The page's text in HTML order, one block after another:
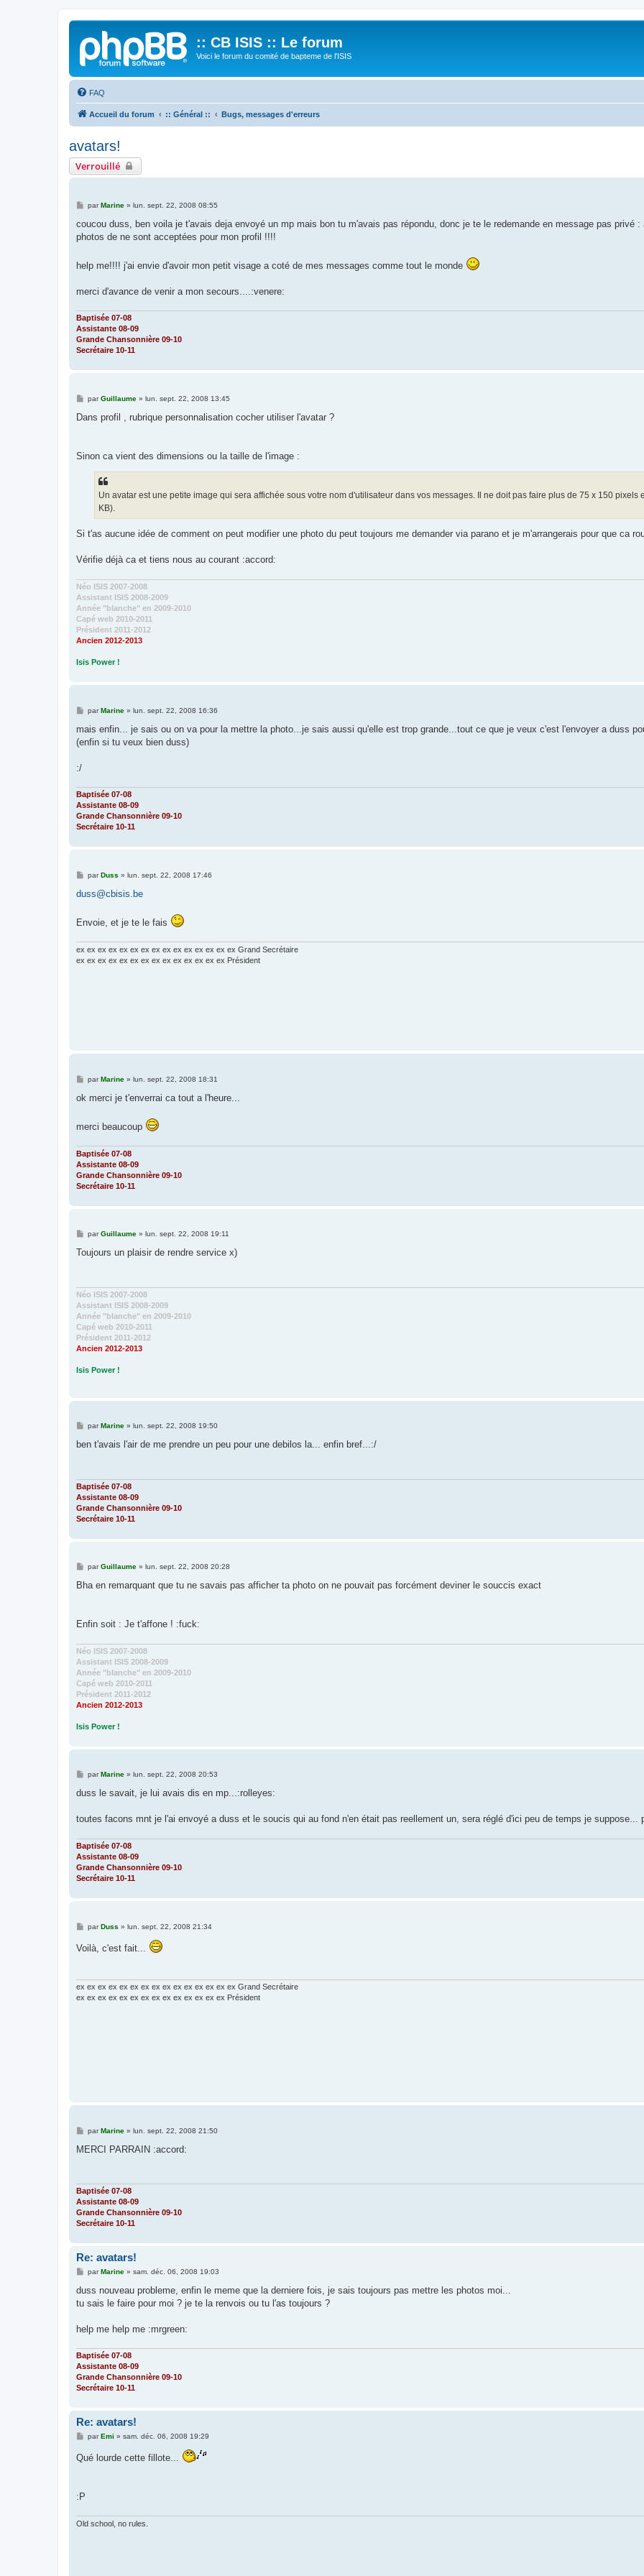
:: CB ISIS :: Le forum
Voici le forum du comité de bapteme de l'ISIS
FAQ
Accueil du forum :: Général :: Bugs, messages d'erreurs
avatars!
Verrouillé
M
s
a
parMarine» lun. sept. 22, 2008 08:55
coucou duss, ben voila je t'avais deja envoyé un mp mais bon tu m'avais pas répondu, donc je te le redemande en message pas privé :
photos de ne sont acceptées pour mon profil !!!!
help me!!!! j'ai envie d'avoir mon petit visage a coté de mes messages comme tout le monde
merci d'avance de venir a mon secours....:venere:
Baptisée 07-08
Assistante 08-09
Grande Chansonnière 09-10
Secrétaire 10-11
M
s
parGuillaume» lun. sept. 22, 2008 13:45
Dans profil , rubrique personnalisation cocher utiliser l'avatar ?
Sinon ca vient des dimensions ou la taille de l'image :
Un avatar est une petite image qui sera affichée sous votre nom d'utilisateur dans vos messages. Il ne doit pas faire plus de 75 x 150 pixels
KB).
Si t'as aucune idée de comment on peut modifier une photo du peut toujours me demander via parano et je m'arrangerais pour que ca
Vérifie déjà ca et tiens nous au courant :accord:
Néo ISIS 2007-2008
Assistant ISIS 2008-2009
Année "blanche" en 2009-2010
Capé web 2010-2011
Président 2011-2012
Ancien 2012-2013
Isis Power !
M
s
a
parMarine» lun. sept. 22, 2008 16:36
mais enfin... je sais ou on va pour la mettre la photo...je sais aussi qu'elle est trop grande...tout ce que je veux c'est l'envoyer a duss
(enfin si tu veux bien duss)
:/
Baptisée 07-08
Assistante 08-09
Grande Chansonnière 09-10
Secrétaire 10-11
M
s
e
parDuss » lun. sept. 22, 2008 17:46
duss@cbisis.be
Envoie, et je te le fais
ex ex ex ex ex ex ex ex ex ex ex ex ex ex ex Grand Secrétaire
ex ex ex ex ex ex ex ex ex ex ex ex ex ex Président
M
s
e
parMarine» lun. sept. 22, 2008 18:31
ok merci je t'enverrai ca tout a l'heure...
merci beaucoup
Baptisée 07-08
Assistante 08-09
Grande Chansonnière 09-10
Secrétaire 10-11
M
s
parGuillaume» lun. sept. 22, 2008 19:11
Toujours un plaisir de rendre service x)
Néo ISIS 2007-2008
Assistant ISIS 2008-2009
Année "blanche" en 2009-2010
Capé web 2010-2011
Président 2011-2012
Ancien 2012-2013
Isis Power !
M
s
parMarine» lun. sept. 22, 2008 19:50
ben t'avais l'air de me prendre un peu pour une debilos la... enfin bref...:/
Baptisée 07-08
Assistante 08-09
Grande Chansonnière 09-10
Secrétaire 10-11
M
s
parGuillaume» lun. sept. 22, 2008 20:28
Bha en remarquant que tu ne savais pas afficher ta photo on ne pouvait pas forcément deviner le souccis exact
Enfin soit : Je t'affone ! :fuck:
Néo ISIS 2007-2008
Assistant ISIS 2008-2009
Année "blanche" en 2009-2010
Capé web 2010-2011
Président 2011-2012
Ancien 2012-2013
Isis Power !
M
s
g
par Marine» lun. sept. 22, 2008 20:53
duss le savait, je lui avais dis en mp...:rolleyes:
toutes facons mnt je l'ai envoyé a duss et le soucis qui au fond n'en était pas reellement un, sera réglé d'ici peu de temps je suppose...
Baptisée 07-08
Assistante 08-09
Grande Chansonnière 09-10
Secrétaire 10-11
M
s
s
parDuss » lun. sept. 22, 2008 21:34
Voilà, c'est fait...
ex ex ex ex ex ex ex ex ex ex ex ex ex ex ex Grand Secrétaire
ex ex ex ex ex ex ex ex ex ex ex ex ex ex Président
M
s
parMarine» lun. sept. 22, 2008 21:50
MERCI PARRAIN :accord:
Baptisée 07-08
Assistante 08-09
Grande Chansonnière 09-10
Secrétaire 10-11
Re: avatars!
M
s
a
parMarine» sam. déc. 06, 2008 19:03
duss nouveau probleme, enfin le meme que la derniere fois, je sais toujours pas mettre les photos moi...
tu sais le faire pour moi ? je te la renvois ou tu l'as toujours ?
help me help me :mrgreen:
Baptisée 07-08
Assistante 08-09
Grande Chansonnière 09-10
Secrétaire 10-11
Re: avatars!
M
s
parEmi » sam. déc. 06, 2008 19:29
Qué lourde cette fillote...
:P
Old school, no rules.